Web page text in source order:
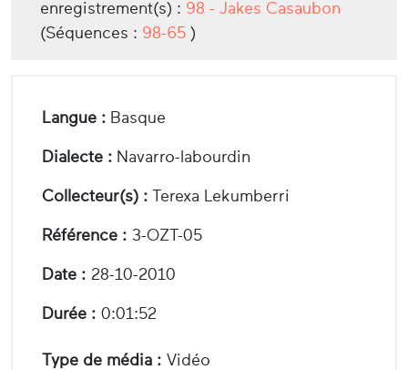
enregistrement(s) : 98 - Jakes Casaubon
(Séquences : 98-65 )
Langue : Basque
Dialecte : Navarro-labourdin
Collecteur(s) : Terexa Lekumberri
Référence : 3-OZT-05
Date : 28-10-2010
Durée : 0:01:52
Type de média : Vidéo